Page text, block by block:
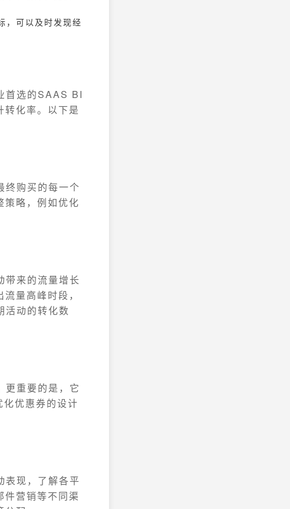
，可以及时发现经
首选的SAAS BI
化率。以下是
终购买的每一个
策略，例如优化
带来的流量增长
量高峰时段，
活动的转化数
更重要的是，它
优惠券的设计
表现，了解各平
件营销等不同渠